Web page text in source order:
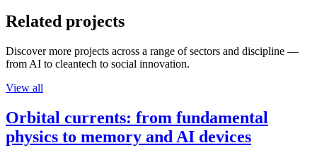
Related projects
Discover more projects across a range of sectors and discipline —
from AI to cleantech to social innovation.
View all
Orbital currents: from fundamental
physics to memory and AI devices